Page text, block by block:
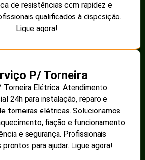
de resistências com rapidez e
qualificados à disposição.
Ligue agora!
P/ Torneira
Torneira Elétrica: Atendimento
24h para instalação, reparo e
torneiras elétricas. Solucionamos
fiação e funcionamento
e segurança. Profissionais
para ajudar. Ligue agora!